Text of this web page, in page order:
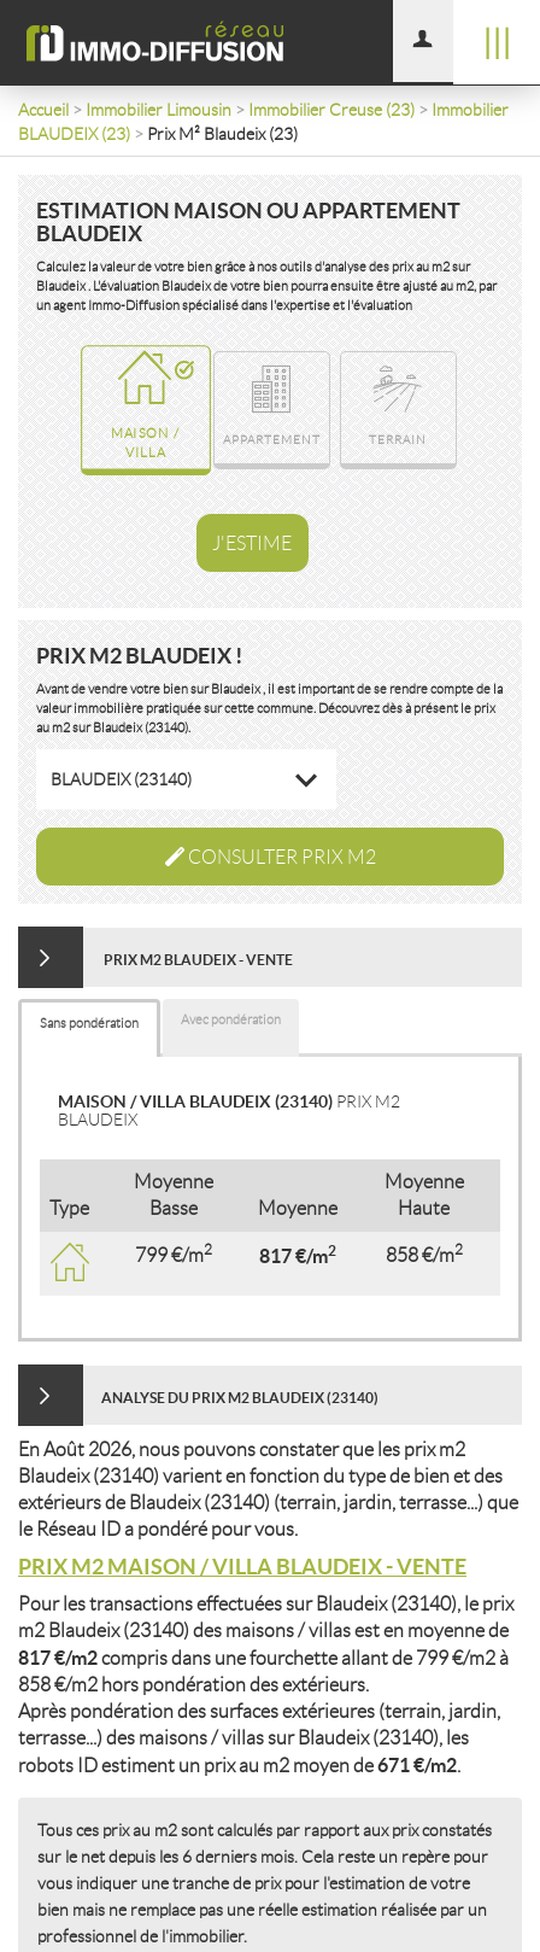
Accueil > Immobilier Limousin > Immobilier Creuse (23) > Immobilier
BLAUDEIX (23) > Prix M² Blaudeix (23)
ESTIMATION MAISON OU APPARTEMENT
BLAUDEIX
Calculez la valeur de votre bien grâce à nos outils d'analyse des prix au m2 sur
Blaudeix . L'évaluation Blaudeix de votre bien pourra ensuite être ajusté au m2, par
un agent Immo-Diffusion spécialisé dans l'expertise et l'évaluation
MAISON /
VILLA
APPARTEMENT TERRAIN
J'ESTIME
PRIX M2 BLAUDEIX !
Avant de vendre votre bien sur Blaudeix , il est important de se rendre compte de la
valeur immobilière pratiquée sur cette commune. Découvrez dès à présent le prix
au m2 sur Blaudeix (23140).
BLAUDEIX (23140)
CONSULTER PRIX M2
PRIX M2 BLAUDEIX - VENTE
Sans pondération Avec pondération
MAISON / VILLA BLAUDEIX (23140) PRIX M2
BLAUDEIX
Type
Moyenne
Basse
Moyenne
Moyenne
Haute
799 €/m2 817 €/m2 858 €/m2
ANALYSE DU PRIX M2 BLAUDEIX (23140)
En Août 2026, nous pouvons constater que les prix m2
Blaudeix (23140) varient en fonction du type de bien et des
extérieurs de Blaudeix (23140) (terrain, jardin, terrasse...) que
le Réseau ID a pondéré pour vous.
PRIX M2 MAISON / VILLA BLAUDEIX - VENTE
Pour les transactions effectuées sur Blaudeix (23140), le prix
m2 Blaudeix (23140) des maisons / villas est en moyenne de
817 €/m2compris dans une fourchette allant de 799 €/m2 à
858 €/m2 hors pondération des extérieurs.
Après pondération des surfaces extérieures (terrain, jardin,
terrasse...) des maisons / villas sur Blaudeix (23140), les
robots ID estiment un prix au m2 moyen de671 €/m2.
Tous ces prix au m2 sont calculés par rapport aux prix constatés
sur le net depuis les 6 derniers mois. Cela reste un repère pour
vous indiquer une tranche de prix pour l'estimation de votre
bien mais ne remplace pas une réelle estimation réalisée par un
professionnel de l'immobilier.